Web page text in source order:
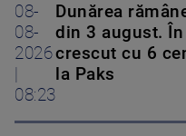
08-
08-
2026
08:23
Dunărea
din 3 august.
crescut cu 6
la Paks